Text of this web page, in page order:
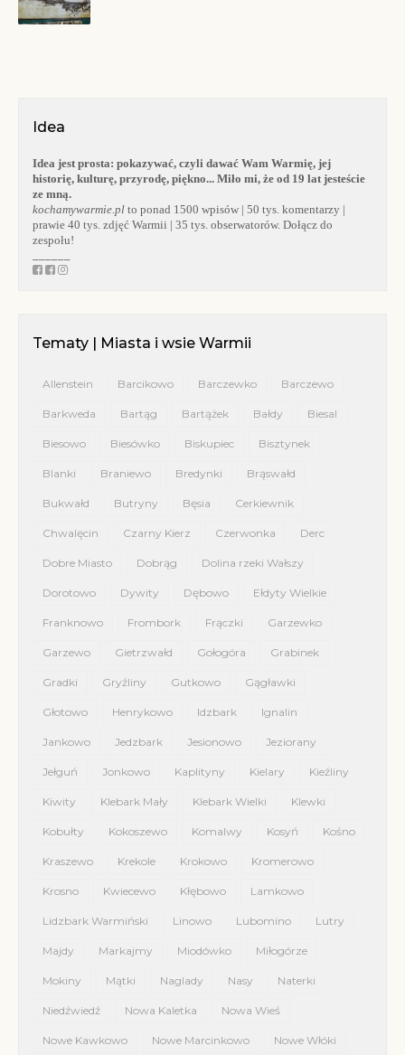
Idea
Idea jest prosta: pokazywać, czyli dawać Wam Warmię, jej
historię, kulturę, przyrodę, piękno... Miło mi, że od 19 lat jesteście
ze mną.
kochamywarmie.pl to ponad 1500 wpisów | 50 tys. komentarzy |
prawie 40 tys. zdjęć Warmii | 35 tys. obserwatorów. Dołącz do
zespołu!
Tematy | Miasta i wsie Warmii
Allenstein Barcikowo Barczewko Barczewo
Barkweda Bartąg Bartążek Bałdy Biesal
Biesowo Biesówko Biskupiec Bisztynek
Blanki Braniewo Bredynki Brąswałd
Bukwałd Butryny Bęsia Cerkiewnik
Chwalęcin Czarny Kierz Czerwonka Derc
Dobre Miasto Dobrąg Dolina rzeki Wałszy
Dorotowo Dywity Dębowo Ełdyty Wielkie
Franknowo Frombork Frączki Garzewko
Garzewo Gietrzwałd Gołogóra Grabinek
Gradki Gryźliny Gutkowo Gągławki
Głotowo Henrykowo Idzbark Ignalin
Jankowo Jedzbark Jesionowo Jeziorany
Jełguń Jonkowo Kaplityny Kielary Kieźliny
Kiwity Klebark Mały Klebark Wielki Klewki
Kobułty Kokoszewo Komalwy Kosyń Kośno
Kraszewo Krekole Krokowo Kromerowo
Krosno Kwiecewo Kłębowo Lamkowo
Lidzbark Warmiński Linowo Lubomino Lutry
Majdy Markajmy Miodówko Miłogórze
Mokiny Mątki Naglady Nasy Naterki
Niedźwiedź Nowa Kaletka Nowa Wieś
Nowe Kawkowo Nowe Marcinkowo Nowe Włóki